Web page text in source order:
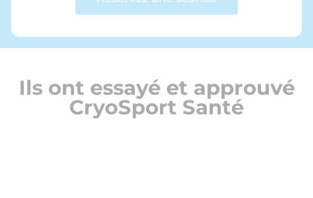
Ils ont essayé et approuvé
CryoSport Santé